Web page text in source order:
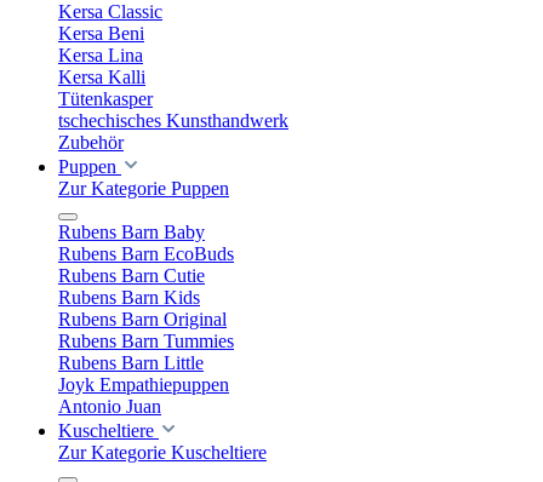
Kersa Classic
Kersa Beni
Kersa Lina
Kersa Kalli
Tütenkasper
tschechisches Kunsthandwerk
Zubehör
Puppen
Zur Kategorie Puppen
Rubens Barn Baby
Rubens Barn EcoBuds
Rubens Barn Cutie
Rubens Barn Kids
Rubens Barn Original
Rubens Barn Tummies
Rubens Barn Little
Joyk Empathiepuppen
Antonio Juan
Kuscheltiere
Zur Kategorie Kuscheltiere